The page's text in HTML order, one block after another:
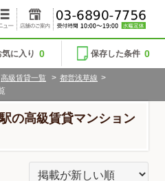
気に入り 0 保存した条件 0
高級賃貸一覧 > 都営浅草線 >
の高級賃貸マンション